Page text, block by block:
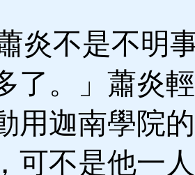
炎不是不明
了。」蕭炎
用迦南學院
可不是他一